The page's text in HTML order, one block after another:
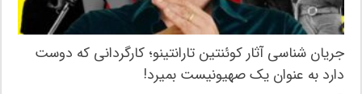
جریان شناسی آثار کوئنتین تارانتینو؛ کارگردانی که دوست
دارد به عنوان یک صهیونیست بمیرد!